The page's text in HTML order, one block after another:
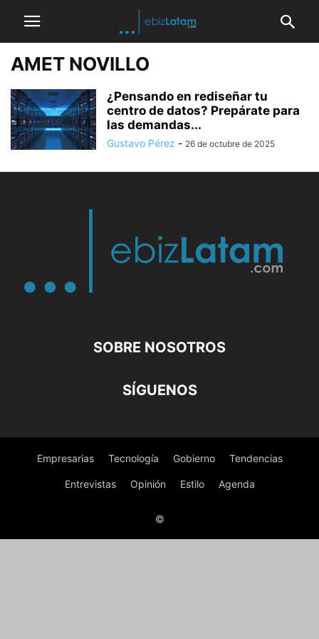
AMET NOVILLO
¿Pensando en rediseñar tu
centro de datos? Prepárate para
las demandas...
Gustavo Pérez - 26 de octubre de 2025
SOBRE NOSOTROS
SÍGUENOS
Empresarias Tecnología Gobierno Tendencias
Entrevistas Opinión Estilo Agenda
©